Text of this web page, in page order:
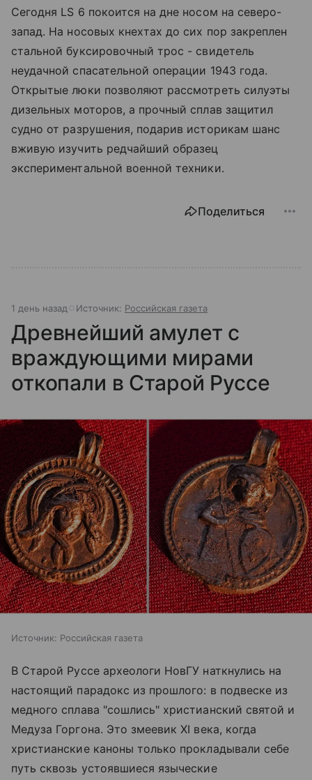
Сегодня LS 6 покоится на дне носом на северо-
запад. На носовых кнехтах до сих пор закреплен
стальной буксировочный трос - свидетель
неудачной спасательной операции 1943 года.
Открытые люки позволяют рассмотреть силуэты
дизельных моторов, а прочный сплав защитил
судно от разрушения, подарив историкам шанс
вживую изучить редчайший образец
экспериментальной военной техники.
Поделиться
1 день назад Источник: Российская газета
Древнейший амулет с
враждующими мирами
откопали в Старой Руссе
Источник: Российская газета
В Старой Руссе археологи НовГУ наткнулись на
настоящий парадокс из прошлого: в подвеске из
медного сплава "сошлись" христианский святой и
Медуза Горгона. Это змеевик XI века, когда
христианские каноны только прокладывали себе
путь сквозь устоявшиеся языческие